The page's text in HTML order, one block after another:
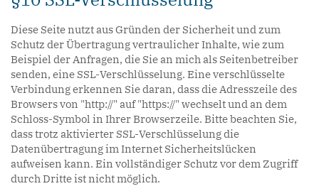
Diese Seite nutzt aus Gründen der Sicherheit und zum
Schutz der Übertragung vertraulicher Inhalte, wie zum
Beispiel der Anfragen, die Sie an mich als Seitenbetreiber
senden, eine SSL-Verschlüsselung. Eine verschlüsselte
Verbindung erkennen Sie daran, dass die Adresszeile des
Browsers von "http://" auf "https://" wechselt und an dem
Schloss-Symbol in Ihrer Browserzeile. Bitte beachten Sie,
dass trotz aktivierter SSL-Verschlüsselung die
Datenübertragung im Internet Sicherheitslücken
aufweisen kann. Ein vollständiger Schutz vor dem Zugriff
durch Dritte ist nicht möglich.